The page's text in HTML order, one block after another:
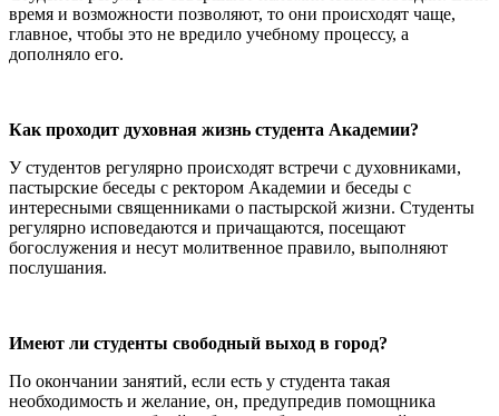
время и возможности позволяют, то они происходят чаще,
главное, чтобы это не вредило учебному процессу, а
дополняло его.
Как проходит духовная жизнь студента Академии?
У студентов регулярно происходят встречи с духовниками,
пастырские беседы с ректором Академии и беседы с
интересными священниками о пастырской жизни. Студенты
регулярно исповедаются и причащаются, посещают
богослужения и несут молитвенное правило, выполняют
послушания.
Имеют ли студенты свободный выход в город?
По окончании занятий, если есть у студента такая
необходимость и желание, он, предупредив помощника